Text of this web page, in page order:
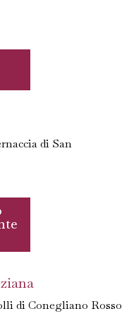
di San
di Conegliano Rosso